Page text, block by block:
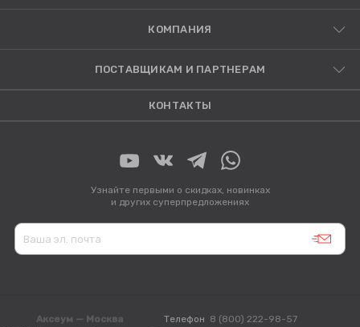
КОМПАНИЯ
ПОСТАВЩИКАМ И ПАРТНЕРАМ
КОНТАКТЫ
Узнайте первыми о скидках, новинках
и других суперпредложениях
Аксеум — Москва
Телефон 8 (800) 222-98-57